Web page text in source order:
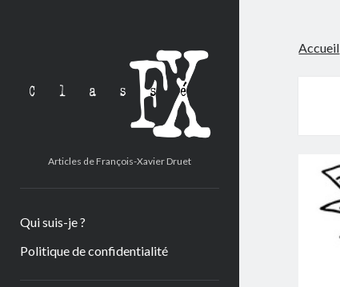
Articles de François-Xavier Druet
Qui suis-je ?
Politique de confidentialité
Accueil